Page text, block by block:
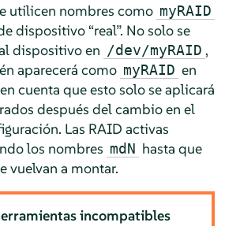
utilicen nombres como myRAID
dispositivo “real”. No solo se
dispositivo en /dev/myRAID ,
aparecerá como myRAID en
en cuenta que esto solo se aplicará
después del cambio en el
Las RAID activas
los nombres mdN hasta que
vuelvan a montar.
incompatibles